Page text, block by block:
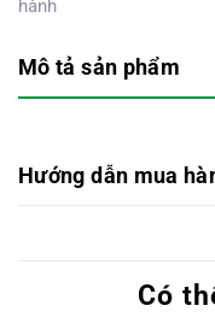
hành
Mô tả sản phẩm
Hướng dẫn mua
Có